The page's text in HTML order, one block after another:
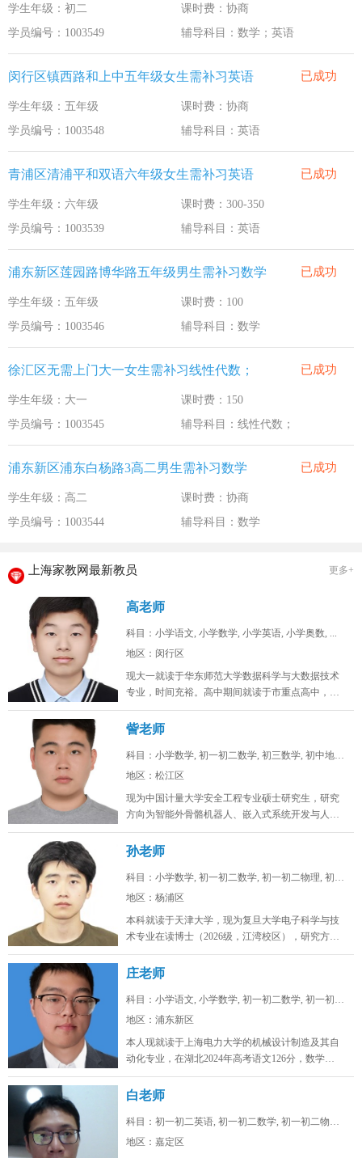
学生年级：初二
课时费：协商
学员编号：1003549
辅导科目：数学；英语
闵行区镇西路和上中五年级女生需补习英语 已成功
学生年级：五年级
课时费：协商
学员编号：1003548
辅导科目：英语
青浦区清浦平和双语六年级女生需补习英语 已成功
学生年级：六年级
课时费：300-350
学员编号：1003539
辅导科目：英语
浦东新区莲园路博华路五年级男生需补习数学 已成功
学生年级：五年级
课时费：100
学员编号：1003546
辅导科目：数学
徐汇区无需上门大一女生需补习线性代数； 已成功
学生年级：大一
课时费：150
学员编号：1003545
辅导科目：线性代数；
浦东新区浦东白杨路3高二男生需补习数学 已成功
学生年级：高二
课时费：协商
学员编号：1003544
辅导科目：数学
上海家教网最新教员 更多+
高老师
科目：小学语文, 小学数学, 小学英语, 小学奥数, ...
地区：闵行区
现大一就读于华东师范大学数据科学与大数据技术
专业，时间充裕。高中期间就读于市重点高中，总
分常年保持在年极段A+水平，数学...
訾老师
科目：小学数学, 初一初二数学, 初三数学, 初中地理...
地区：松江区
现为中国计量大学安全工程专业硕士研究生，研究
方向为智能外骨骼机器人、嵌入式系统开发与人工
智能算法。目前在卧龙电驱中央研究...
孙老师
科目：小学数学, 初一初二数学, 初一初二物理, 初一...
地区：杨浦区
本科就读于天津大学，现为复旦大学电子科学与技
术专业在读博士（2026级，江湾校区），研究方向
为激光通信。时间充裕，工作日...
庄老师
科目：小学语文, 小学数学, 初一初二数学, 初一初二...
地区：浦东新区
本人现就读于上海电力大学的机械设计制造及其自
动化专业，在湖北2024年高考语文126分，数学
128，物理88，化学92，...
白老师
科目：初一初二英语, 初一初二数学, 初一初二物理, ...
地区：嘉定区